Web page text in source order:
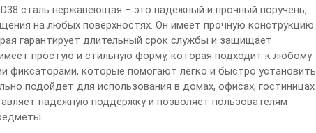
сталь нержавеющая – это надежный и прочный поручень,
на любых поверхностях. Он имеет прочную конструкцию
гарантирует длительный срок службы и защищает
простую и стильную форму, которая подходит к любому
фиксаторами, которые помогают легко и быстро установить
подойдет для использования в домах, офисах, гостиницах
надежную поддержку и позволяет пользователям